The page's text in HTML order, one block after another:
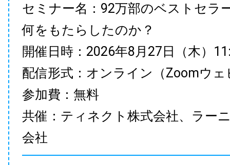
セミナー名：92万部のベストセラ
何をもたらしたのか？
開催日時：2026年8月27日（木）
配信形式：オンライン（Zoomウェ
参加費：無料
共催：ティネクト株式会社、ラー
会社